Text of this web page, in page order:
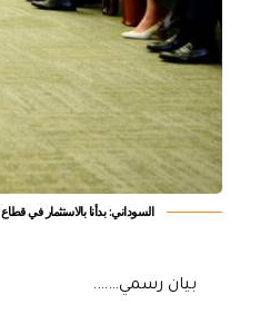
السوداني: بدأنا بالاستثمار في قطاع الغاز
بيان رسمي…….